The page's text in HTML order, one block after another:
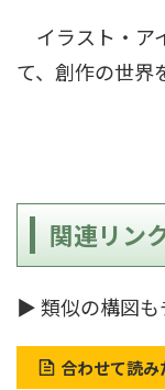
イラスト・ア
て、創作の世界
関連リン
▶ 類似の構図も
合わせて読み